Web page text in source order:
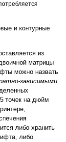
и контурные
из
матрицы
можно назвать
зависимыми
точек на дюйм
либо хранить
либо